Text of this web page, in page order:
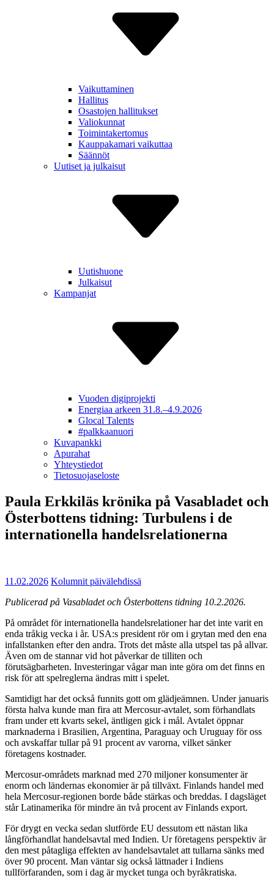
Vaikut­taminen
Hallitus
Osastojen hallitukset
Valiokunnat
Toiminta­kertomus
Kauppa­kamari vaikuttaa
Säännöt
Uutiset ja julkaisut
Uutishuone
Julkaisut
Kampanjat
Vuoden digiprojekti
Energiaa arkeen 31.8.–4.9.2026
Glocal Talents
#palkkaa­nuori
Kuvapankki
Apurahat
Yhteys­tiedot
Tietosuoja­seloste
Paula Erkkiläs krönika på Vasabladet och
Österbottens tidning: Turbulens i de
internationella handelsrelationerna
11.02.2026 Kolumnit päivälehdissä
Publicerad på Vasabladet och Österbottens tidning 10.2.2026.
På området för internationella handelsrelationer har det inte varit en
enda tråkig vecka i år. USA:s president rör om i grytan med den ena
infallstanken efter den andra. Trots det måste alla utspel tas på allvar.
Även om de stannar vid hot påverkar de tilliten och
förutsägbarheten. Investeringar vågar man inte göra om det finns en
risk för att spelreglerna ändras mitt i spelet.
Samtidigt har det också funnits gott om glädjeämnen. Under januaris
första halva kunde man fira att Mercosur-avtalet, som förhandlats
fram under ett kvarts sekel, äntligen gick i mål. Avtalet öppnar
marknaderna i Brasilien, Argentina, Paraguay och Uruguay för oss
och avskaffar tullar på 91 procent av varorna, vilket sänker
företagens kostnader.
Mercosur-områdets marknad med 270 miljoner konsumenter är
enorm och ländernas ekonomier är på tillväxt. Finlands handel med
hela Mercosur-regionen borde både stärkas och breddas. I dagsläget
står Latinamerika för mindre än två procent av Finlands export.
För drygt en vecka sedan slutförde EU dessutom ett nästan lika
långförhandlat handelsavtal med Indien. Ur företagens perspektiv är
den mest påtagliga effekten av handelsavtalet att tullarna sänks med
över 90 procent. Man väntar sig också lättnader i Indiens
tullförfaranden, som i dag är mycket tunga och byråkratiska.